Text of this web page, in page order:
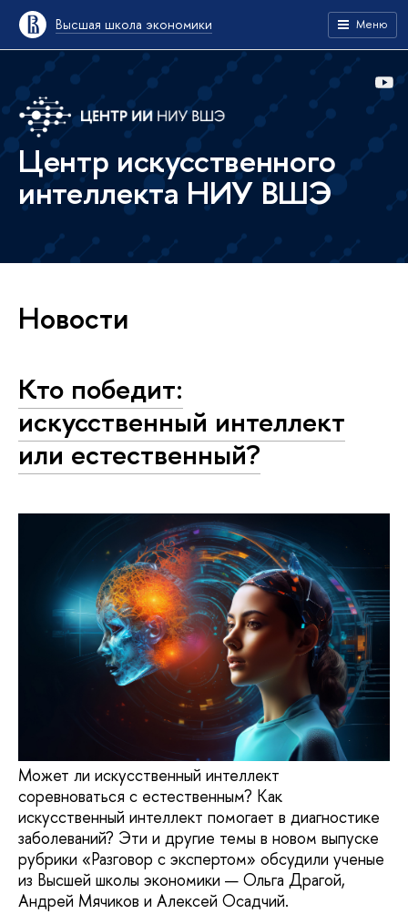
Высшая школа экономики Меню
Центр искусственного
интеллекта НИУ ВШЭ
Новости
Кто победит:
искусственный интеллект
или естественный?
Может ли искусственный интеллект
соревноваться с естественным? Как
искусственный интеллект помогает в диагностике
заболеваний? Эти и другие темы в новом выпуске
рубрики «Разговор с экспертом» обсудили ученые
из Высшей школы экономики — Ольга Драгой,
Андрей Мячиков и Алексей Осадчий.